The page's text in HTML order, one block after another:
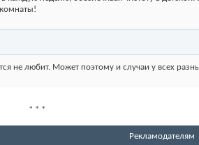
не любит. Может поэтому и случаи у всех
* * *
Рекламодателям